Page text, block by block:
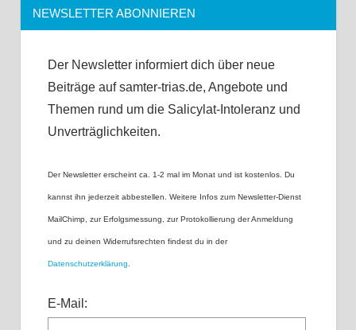
NEWSLETTER ABONNIEREN
Der Newsletter informiert dich über neue
Beiträge auf samter-trias.de, Angebote und
Themen rund um die Salicylat-Intoleranz und
Unverträglichkeiten.
Der Newsletter erscheint ca. 1-2 mal im Monat und ist kostenlos. Du
kannst ihn jederzeit abbestellen. Weitere Infos zum Newsletter-Dienst
MailChimp, zur Erfolgsmessung, zur Protokollierung der Anmeldung
und zu deinen Widerrufsrechten findest du in der
Datenschutzerklärung
E-Mail: